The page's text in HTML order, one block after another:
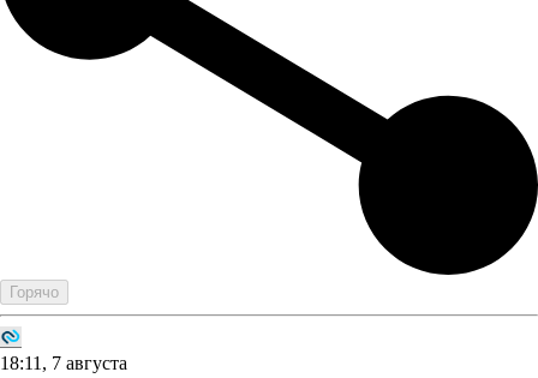
Горячо
18:11, 7 августа